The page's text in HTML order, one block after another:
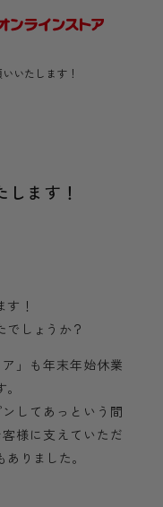
いたします！
ます！
！
でしょうか？
」も年末年始休業
してあっという間
様に支えていただ
りました。